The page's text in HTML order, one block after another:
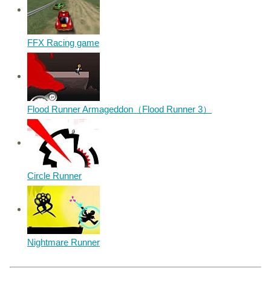
FFX Racing game
Flood Runner Armageddon（Flood Runner 3）
Circle Runner
Nightmare Runner